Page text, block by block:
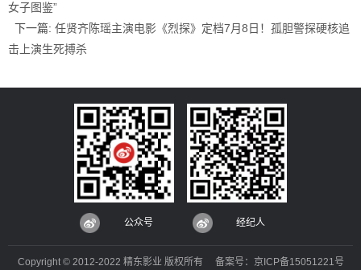
女子图鉴”
下一篇: 任贤齐陈瑶主演电影《烈探》定档7月8日！孤胆警探硬核追
击上演生死搏杀
公众号 经纪人
Copyright © 2012-2022 精东影业 版权所有 备案号： 京ICP备15051221号